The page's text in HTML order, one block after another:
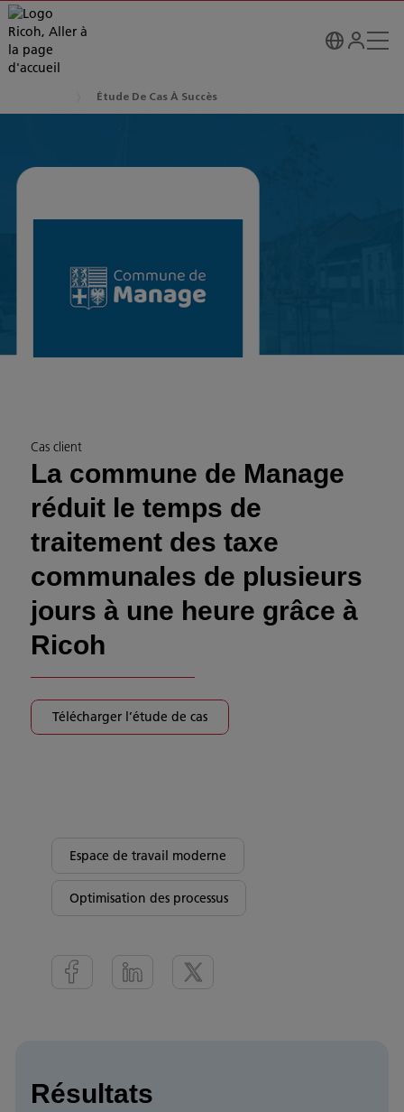
Étude De Cas À Succès
Cas client
La commune de Manage
réduit le temps de
traitement des taxe
communales de plusieurs
jours à une heure grâce à
Ricoh
Télécharger l’étude de cas
Espace de travail moderne
Optimisation des processus
Résultats